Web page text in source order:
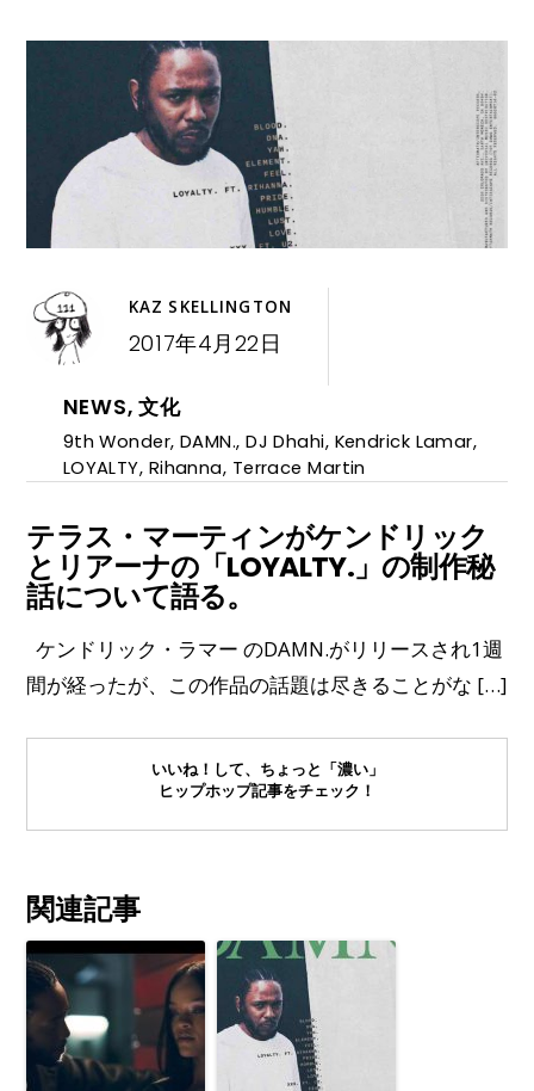
KAZ SKELLINGTON
2017年4月22日
NEWS,文化
9th Wonder, DAMN.,DJ Dhahi, Kendrick Lamar,
LOYALTY, Rihanna, Terrace Martin
テラス・マーティンがケンドリック
とリアーナの「LOYALTY.」の制作秘
話について語る。
ケンドリック・ラマー のDAMN.がリリースされ1週
間が経ったが、この作品の話題は尽きることがな […]
いいね！して、ちょっと「濃い」
ヒップホップ記事をチェック！
関連記事